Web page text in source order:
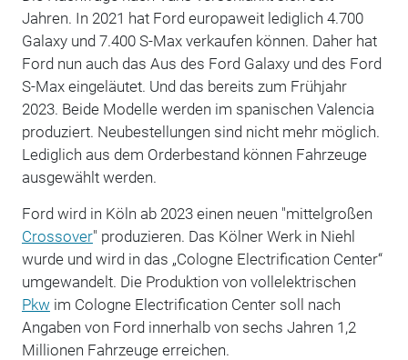
Jahren. In 2021 hat Ford europaweit lediglich 4.700
Galaxy und 7.400 S-Max verkaufen können. Daher hat
Ford nun auch das Aus des Ford Galaxy und des Ford
S-Max eingeläutet. Und das bereits zum Frühjahr
2023. Beide Modelle werden im spanischen Valencia
produziert. Neubestellungen sind nicht mehr möglich.
Lediglich aus dem Orderbestand können Fahrzeuge
ausgewählt werden.
Ford wird in Köln ab 2023 einen neuen "mittelgroßen
Crossover" produzieren. Das Kölner Werk in Niehl
wurde und wird in das „Cologne Electrification Center“
umgewandelt. Die Produktion von vollelektrischen
Pkw im Cologne Electrification Center soll nach
Angaben von Ford innerhalb von sechs Jahren 1,2
Millionen Fahrzeuge erreichen.